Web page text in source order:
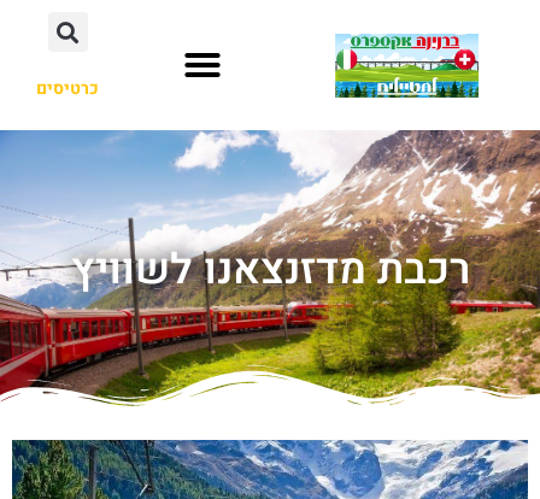
כרטיסים
רכבת מדזנצאנו לשוויץ